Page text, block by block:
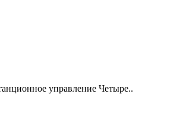
управление Четыре..